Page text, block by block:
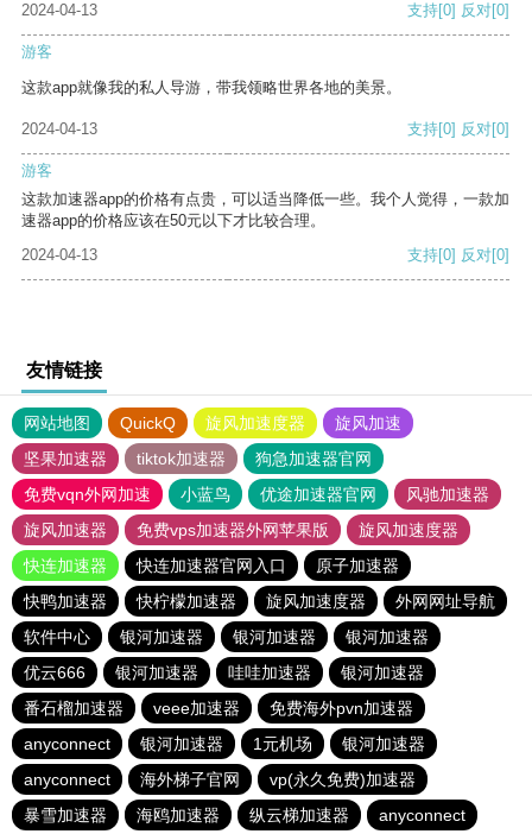
2024-04-13
支持[0] 反对[0]
游客
这款app就像我的私人导游，带我领略世界各地的美景。
2024-04-13 支持[0] 反对[0]
游客
这款加速器app的价格有点贵，可以适当降低一些。我个人觉得，一款加
速器app的价格应该在50元以下才比较合理。
2024-04-13
支持[0] 反对[0]
友情链接
网站地图 QuickQ 旋风加速度器
旋风加速
坚果加速器
tiktok加速器
狗急加速器官网
免费vqn外网加速
小蓝鸟 优途加速器官网
风驰加速器
旋风加速器
免费vps加速器外网苹果版
旋风加速度器
快连加速器
快连加速器官网入口
原子加速器
快鸭加速器
快柠檬加速器 旋风加速度器
外网网址导航
软件中心
银河加速器 银河加速器
银河加速器
优云666
银河加速器 哇哇加速器
银河加速器
番石榴加速器
veee加速器
免费海外pvn加速器
anyconnect
银河加速器 1元机场
银河加速器
anyconnect
海外梯子官网
vp(永久免费)加速器
暴雪加速器
海鸥加速器 纵云梯加速器 anyconnect